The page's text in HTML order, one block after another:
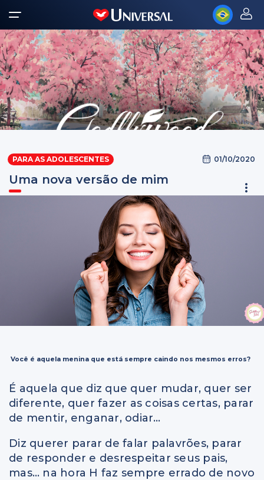
PARA AS ADOLESCENTES 01/10/2020
Uma nova versão de mim
Você é aquela menina que está sempre caindo nos mesmos erros?
É aquela que diz que quer mudar, quer ser
diferente, quer fazer as coisas certas, parar
de mentir, enganar, odiar…
Diz querer parar de falar palavrões, parar
de responder e desrespeitar seus pais,
mas… na hora H faz sempre errado de novo